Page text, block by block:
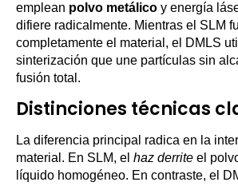
emplean polvo metálico y energía
difiere radicalmente. Mientras el SLM
completamente el material, el DMLS
sinterización que une partículas sin
fusión total.
Distinciones técnicas
La diferencia principal radica en la
material. En SLM, el haz derrite el
líquido homogéneo. En contraste, el